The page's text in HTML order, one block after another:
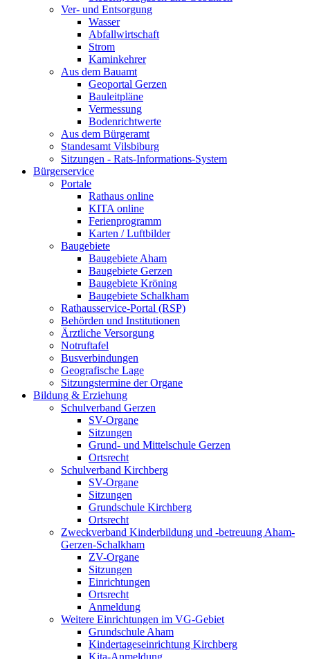
Ver- und Entsorgung
Wasser
Abfallwirtschaft
Strom
Kaminkehrer
Aus dem Bauamt
Geoportal Gerzen
Bauleitpläne
Vermessung
Bodenrichtwerte
Aus dem Bürgeramt
Standesamt Vilsbiburg
Sitzungen - Rats-Informations-System
Bürgerservice
Portale
Rathaus online
KITA online
Ferienprogramm
Karten / Luftbilder
Baugebiete
Baugebiete Aham
Baugebiete Gerzen
Baugebiete Kröning
Baugebiete Schalkham
Rathausservice-Portal (RSP)
Behörden und Institutionen
Ärztliche Versorgung
Notruftafel
Busverbindungen
Geografische Lage
Sitzungstermine der Organe
Bildung & Erziehung
Schulverband Gerzen
SV-Organe
Sitzungen
Grund- und Mittelschule Gerzen
Ortsrecht
Schulverband Kirchberg
SV-Organe
Sitzungen
Grundschule Kirchberg
Ortsrecht
Zweckverband Kinderbildung und -betreuung Aham-
Gerzen-Schalkham
ZV-Organe
Sitzungen
Einrichtungen
Ortsrecht
Anmeldung
Weitere Einrichtungen im VG-Gebiet
Grundschule Aham
Kindertageseinrichtung Kirchberg
Kita-Anmeldung